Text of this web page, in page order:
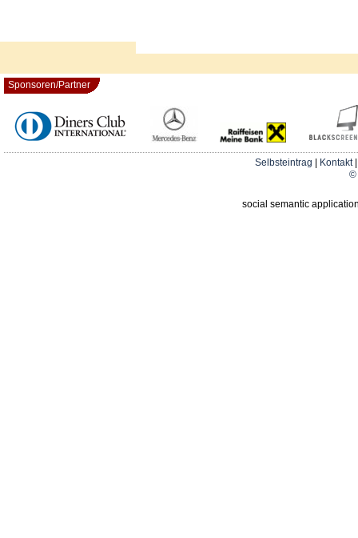
Sponsoren/Partner
Selbsteintrag Kontakt
©
social semantic